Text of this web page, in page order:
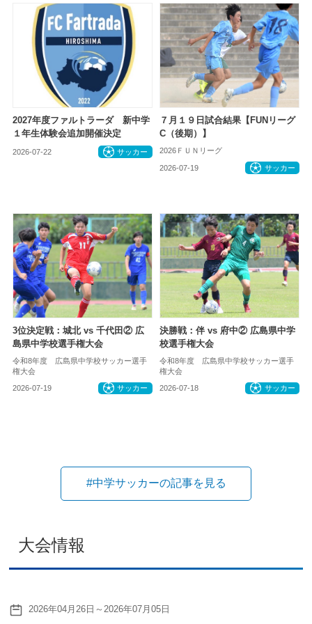
2027年度ファルトラーダ 新中学
１年生体験会追加開催決定
2026-07-22 サッカー
７月１９日試合結果【FUNリーグ
C（後期）】
2026ＦＵＮリーグ
2026-07-19 サッカー
3位決定戦：城北 vs 千代田② 広
島県中学校選手権大会
令和8年度 広島県中学校サッカー選手
権大会
2026-07-19 サッカー
決勝戦：伴 vs 府中② 広島県中学
校選手権大会
令和8年度 広島県中学校サッカー選手
権大会
2026-07-18 サッカー
#中学サッカーの記事を見る
大会情報
2026年04月26日～2026年07月05日